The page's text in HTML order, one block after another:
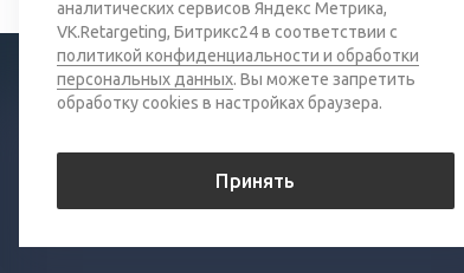
© 2026 Все права защищены.
аналитических сервисов Яндекс Метрика,
VK.Retargeting, Битрикс24 в соответствии с
политикой конфиденциальности и обработки
персональных данных. Вы можете запретить
обработку cookies в настройках браузера.
Принять